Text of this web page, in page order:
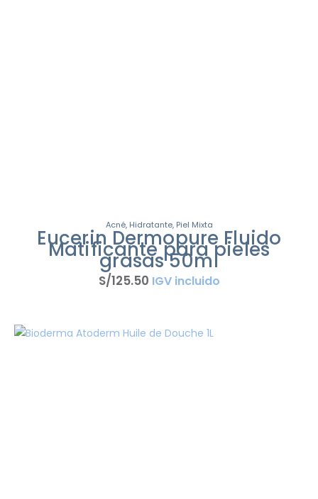
Acné, Hidratante, Piel Mixta
Eucerin Dermopure Fluido
Matificante para pieles
grasas 50ml
S/125.50 IGV incluido